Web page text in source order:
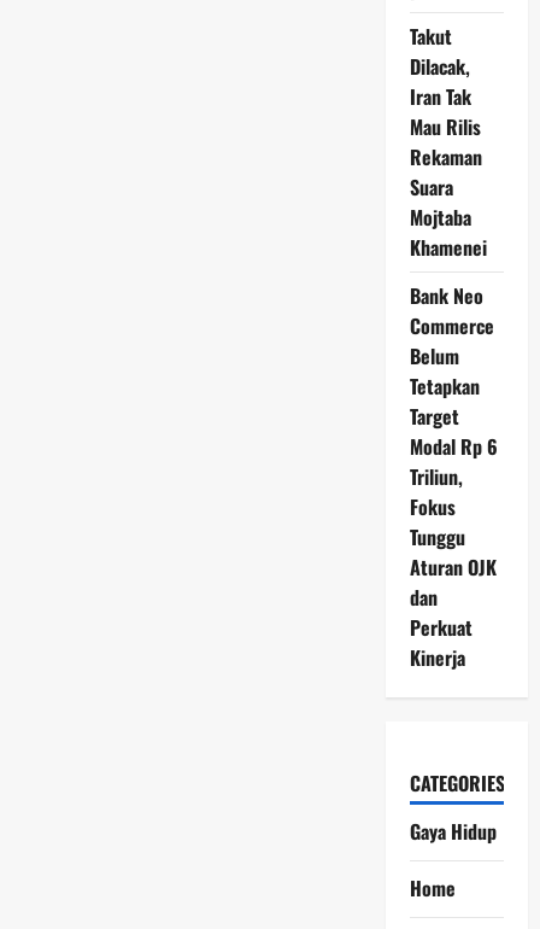
Takut
Dilacak,
Iran Tak
Mau Rilis
Rekaman
Suara
Mojtaba
Khamenei
Bank Neo
Commerce
Belum
Tetapkan
Target
Modal Rp 6
Triliun,
Fokus
Tunggu
Aturan OJK
dan
Perkuat
Kinerja
CATEGORIES
Gaya Hidup
Home